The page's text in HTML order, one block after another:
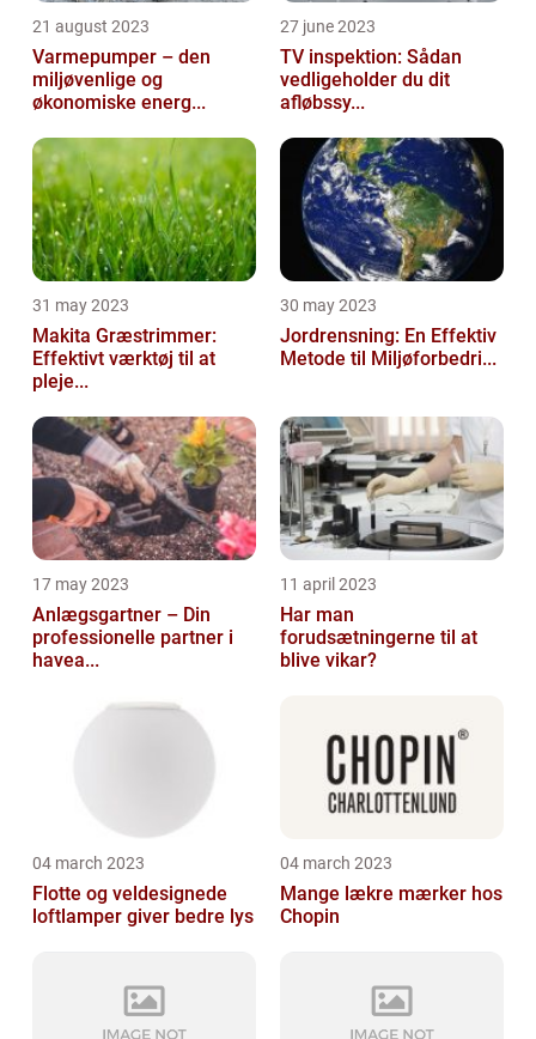
21 august 2023
Varmepumper – den
miljøvenlige og
økonomiske energ...
27 june 2023
TV inspektion: Sådan
vedligeholder du dit
afløbssy...
31 may 2023
Makita Græstrimmer:
Effektivt værktøj til at
pleje...
30 may 2023
Jordrensning: En Effektiv
Metode til Miljøforbedri...
17 may 2023
Anlægsgartner – Din
professionelle partner i
havea...
11 april 2023
Har man
forudsætningerne til at
blive vikar?
04 march 2023
Flotte og veldesignede
loftlamper giver bedre lys
04 march 2023
Mange lækre mærker hos
Chopin